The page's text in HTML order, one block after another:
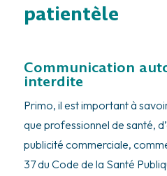
patientèle
Communication
interdite
Primo, il est important à
que professionnel de santé,
publicité commerciale,
37 du Code de la Santé